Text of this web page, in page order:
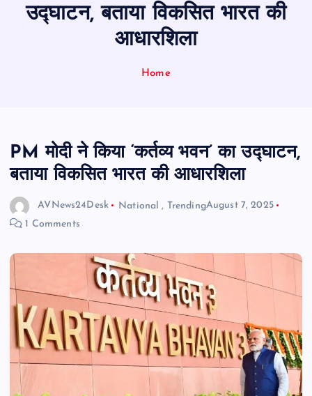
उद्घाटन, बताया विकसित भारत की
आधारशिला
Home
PM मोदी ने किया ‘कर्तव्य भवन’ का उद्घाटन,
बताया विकसित भारत की आधारशिला
AVNews24Desk National , TrendingAugust 7, 2025
1 Comments